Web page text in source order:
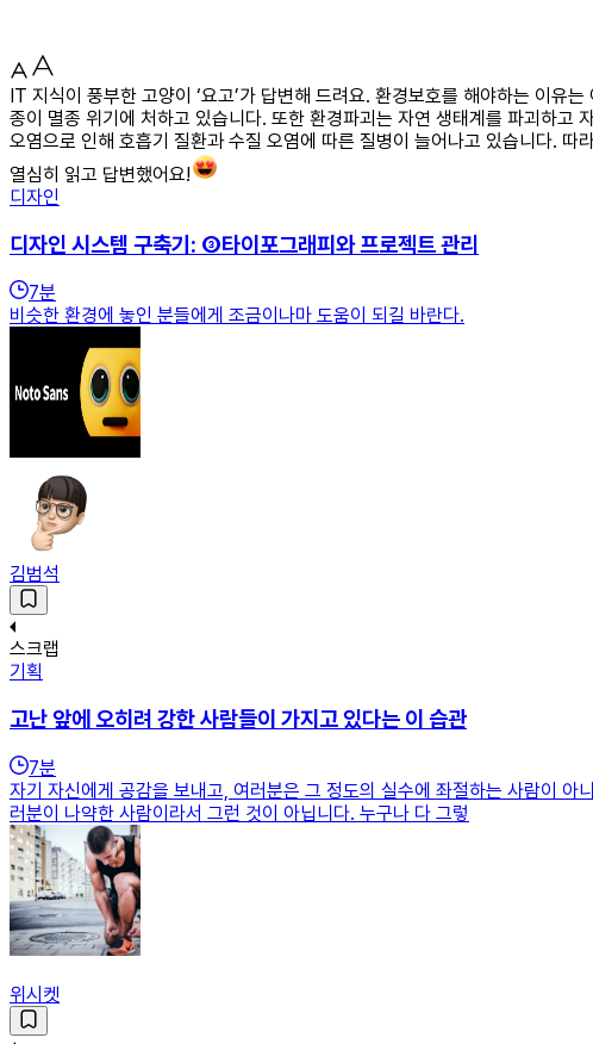
IT 지식이 풍부한 고양이 ‘요고’가 답변해 드려요. 환경보호를 해야하는 이유
종이 멸종 위기에 처하고 있습니다. 또한 환경파괴는 자연 생태계를 파괴하고
오염으로 인해 호흡기 질환과 수질 오염에 따른 질병이 늘어나고 있습니다.
열심히 읽고 답변했어요!
디자인
디자인 시스템 구축기: ③타이포그래피와 프로젝트 관리
7분
비슷한 환경에 놓인 분들에게 조금이나마 도움이 되길 바란다.
김범석
스크랩
기획
고난 앞에 오히려 강한 사람들이 가지고 있다는 이 습관
7분
자기 자신에게 공감을 보내고, 여러분은 그 정도의 실수에 좌절하는 사람이
러분이 나약한 사람이라서 그런 것이 아닙니다. 누구나 다 그렇
위시켓